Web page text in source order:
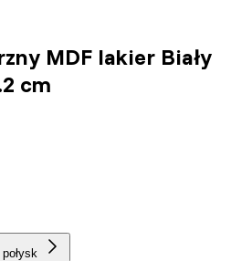
MDF lakier Biały
cm